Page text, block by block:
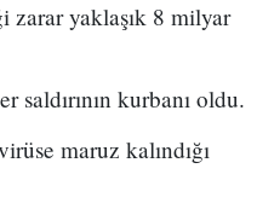
zarar yaklaşık 8 milyar
kurbanı oldu.
maruz kalındığı